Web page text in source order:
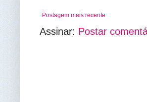
Postagem mais recente
Assinar: Postar